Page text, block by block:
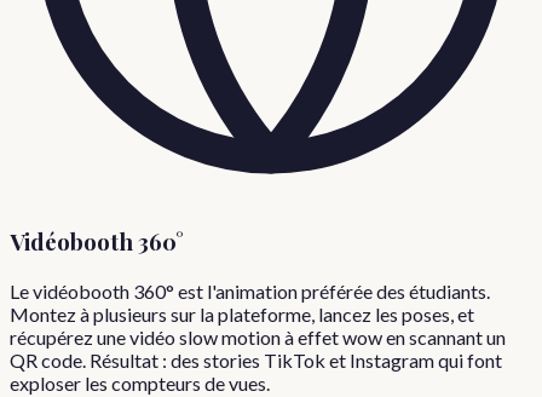
Vidéobooth 360°
Le vidéobooth 360° est l'animation préférée des étudiants.
Montez à plusieurs sur la plateforme, lancez les poses, et
récupérez une vidéo slow motion à effet wow en scannant un
QR code. Résultat : des stories TikTok et Instagram qui font
exploser les compteurs de vues.